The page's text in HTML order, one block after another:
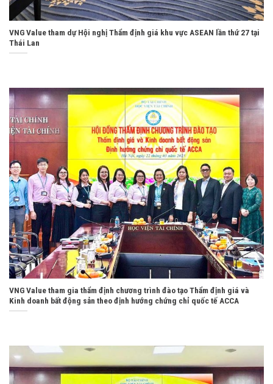
VNG Value tham dự Hội nghị Thẩm định giá khu vực ASEAN lần thứ 27 tại
Thái Lan
VNG Value tham gia thẩm định chương trình đào tạo Thẩm định giá và
Kinh doanh bất động sản theo định hướng chứng chỉ quốc tế ACCA